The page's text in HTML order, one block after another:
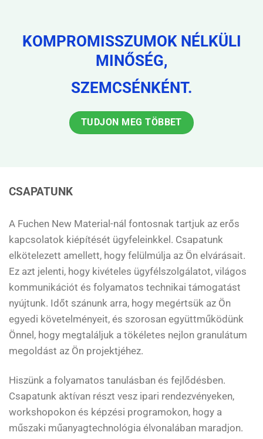
KOMPROMISSZUMOK NÉLKÜLI
MINŐSÉG,
SZEMCSÉNKÉNT.
TUDJON MEG TÖBBET
CSAPATUNK
A Fuchen New Material-nál fontosnak tartjuk az erős
kapcsolatok kiépítését ügyfeleinkkel. Csapatunk
elkötelezett amellett, hogy felülmúlja az Ön elvárásait.
Ez azt jelenti, hogy kivételes ügyfélszolgálatot, világos
kommunikációt és folyamatos technikai támogatást
nyújtunk. Időt szánunk arra, hogy megértsük az Ön
egyedi követelményeit, és szorosan együttműködünk
Önnel, hogy megtaláljuk a tökéletes nejlon granulátum
megoldást az Ön projektjéhez.
Hiszünk a folyamatos tanulásban és fejlődésben.
Csapatunk aktívan részt vesz ipari rendezvényeken,
workshopokon és képzési programokon, hogy a
műszaki műanyagtechnológia élvonalában maradjon.